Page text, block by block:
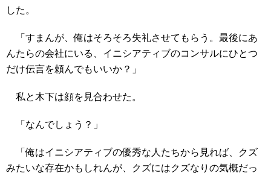
した。
「すまんが、俺はそろそろ失礼させてもらう。最後にあ
んたらの会社にいる、イニシアティブのコンサルにひとつ
だけ伝言を頼んでもいいか？」
私と木下は顔を見合わせた。
「なんでしょう？」
「俺はイニシアティブの優秀な人たちから見れば、クズ
みたいな存在かもしれんが、クズにはクズなりの気概だっ